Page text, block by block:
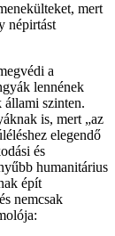
mert
népirtást
a
lennének
állami szinten.
is, mert „az
elegendő
és
humanitárius
épít
nemcsak